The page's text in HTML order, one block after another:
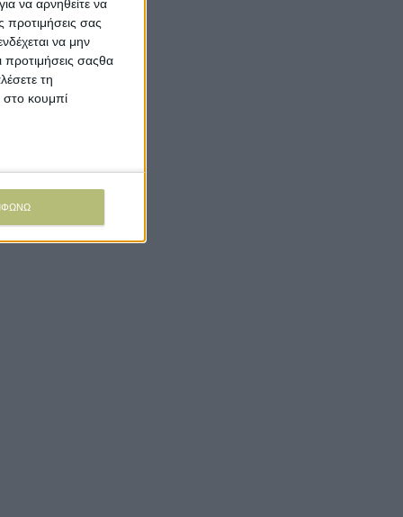
να αρνηθείτε να
προτιμήσεις σας
να μην
προτιμήσεις σαςθα
τη
στο κουμπί